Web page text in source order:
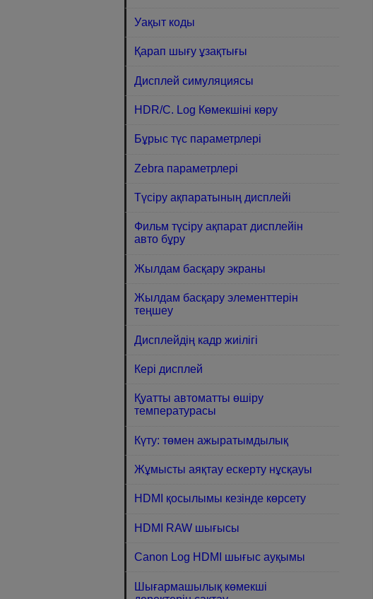
Уақыт коды
Қарап шығу ұзақтығы
Дисплей симуляциясы
HDR/C. Log Көмекшіні көру
Бұрыс түс параметрлері
Zebra параметрлері
Түсіру ақпаратының дисплейі
Фильм түсіру ақпарат дисплейін
авто бұру
Жылдам басқару экраны
Жылдам басқару элементтерін
теңшеу
Дисплейдің кадр жиілігі
Кері дисплей
Қуатты автоматты өшіру
температурасы
Күту: төмен ажыратымдылық
Жұмысты аяқтау ескерту нұсқауы
HDMI қосылымы кезінде көрсету
HDMI RAW шығысы
Canon Log HDMI шығыс ауқымы
Шығармашылық көмекші